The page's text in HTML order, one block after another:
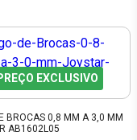
EXCLUSIVO
0,8 MM A 3,0 MM
AB1602L05